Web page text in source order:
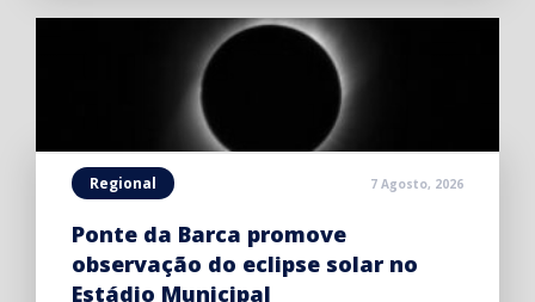
Regional 7 Agosto, 2026
Ponte da Barca promove
observação do eclipse solar no
Estádio Municipal